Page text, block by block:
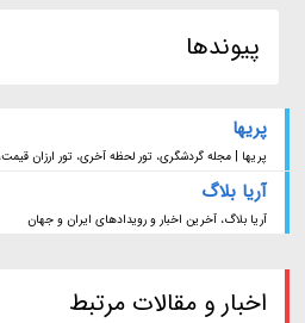
پیوندها
پریها
پریها | مجله گردشگری، تور لحظه آخری، تور ارزان
آریا بلاگ
آریا بلاگ، آخرین اخبار و رویدادهای ایران و جهان
اخبار و مقالات مرتبط